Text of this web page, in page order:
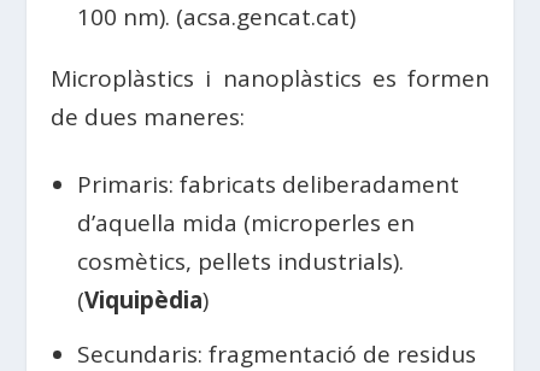
100 nm). (acsa.gencat.cat)
Microplàstics i nanoplàstics es formen
de dues maneres:
Primaris: fabricats deliberadament
d’aquella mida (microperles en
cosmètics, pellets industrials).
(Viquipèdia)
Secundaris: fragmentació de residus